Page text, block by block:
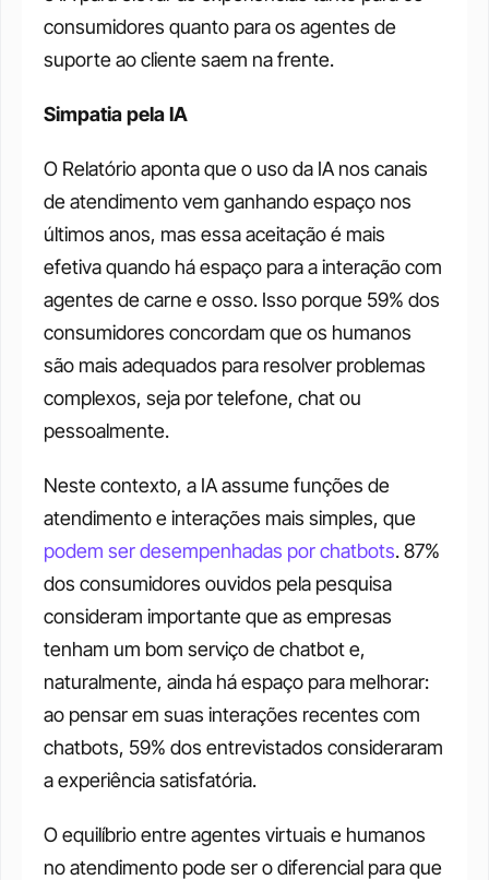
consumidores quanto para os agentes de
suporte ao cliente saem na frente.
Simpatia pela IA
O Relatório aponta que o uso da IA nos canais
de atendimento vem ganhando espaço nos
últimos anos, mas essa aceitação é mais
efetiva quando há espaço para a interação com
agentes de carne e osso. Isso porque 59% dos
consumidores concordam que os humanos
são mais adequados para resolver problemas
complexos, seja por telefone, chat ou
pessoalmente.
Neste contexto, a IA assume funções de
podem ser desempenhadas por chatbots. 87%
dos consumidores ouvidos pela pesquisa
consideram importante que as empresas
tenham um bom serviço de chatbot e,
naturalmente, ainda há espaço para melhorar:
ao pensar em suas interações recentes com
chatbots, 59% dos entrevistados consideraram
a experiência satisfatória.
O equilíbrio entre agentes virtuais e humanos
no atendimento pode ser o diferencial para que